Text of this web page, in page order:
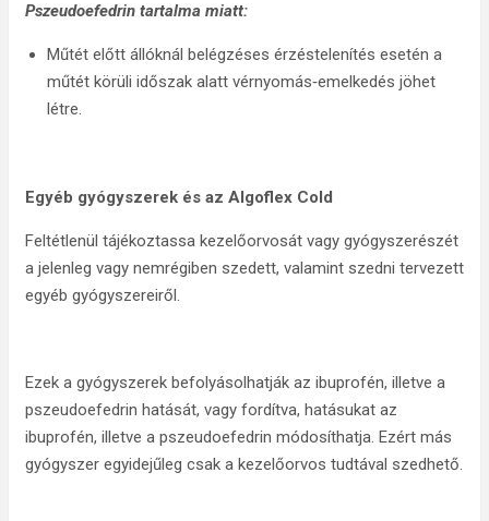
Pszeudoefedrin tartalma miatt:
Műtét előtt állóknál belégzéses érzéstelenítés esetén a
műtét körüli időszak alatt vérnyomás‑emelkedés jöhet
létre.
Egyéb gyógyszerek és az Algoflex Cold
Feltétlenül tájékoztassa kezelőorvosát vagy gyógyszerészét
a jelenleg vagy nemrégiben szedett, valamint szedni tervezett
egyéb gyógyszereiről.
Ezek a gyógyszerek befolyásolhatják az ibuprofén, illetve a
pszeudoefedrin hatását, vagy fordítva, hatásukat az
ibuprofén, illetve a pszeudoefedrin módosíthatja. Ezért más
gyógyszer egyidejűleg csak a kezelőorvos tudtával szedhető.